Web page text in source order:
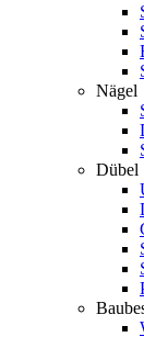
Nägel
Dübel